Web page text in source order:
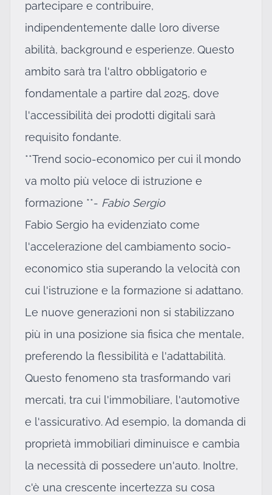
partecipare e contribuire,
indipendentemente dalle loro diverse
abilità, background e esperienze. Questo
ambito sarà tra l'altro obbligatorio e
fondamentale a partire dal 2025, dove
l'accessibilità dei prodotti digitali sarà
requisito fondante.
**Trend socio-economico per cui il mondo
va molto più veloce di istruzione e
formazione **- Fabio Sergio
Fabio Sergio ha evidenziato come
l'accelerazione del cambiamento socio-
economico stia superando la velocità con
cui l'istruzione e la formazione si adattano.
Le nuove generazioni non si stabilizzano
più in una posizione sia fisica che mentale,
preferendo la flessibilità e l'adattabilità.
Questo fenomeno sta trasformando vari
mercati, tra cui l'immobiliare, l'automotive
e l'assicurativo. Ad esempio, la domanda di
proprietà immobiliari diminuisce e cambia
la necessità di possedere un'auto. Inoltre,
c'è una crescente incertezza su cosa